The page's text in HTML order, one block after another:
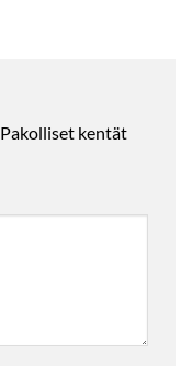
Pakolliset kentät